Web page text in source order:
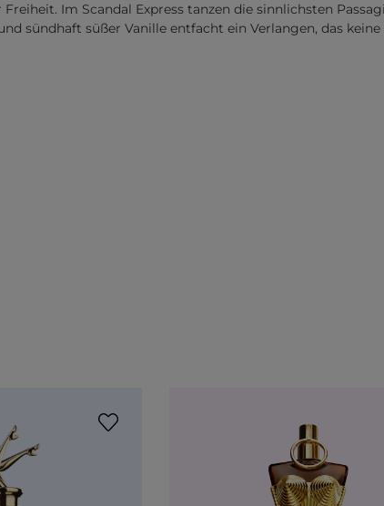
Im Scandal Express tanzen die sinnlichsten
sündhaft süßer Vanille entfacht ein Verlangen, das